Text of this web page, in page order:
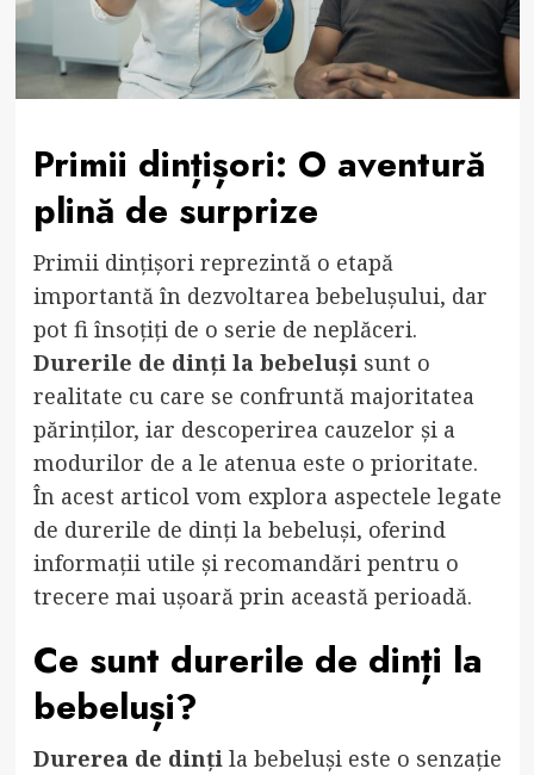
Primii dințișori: O aventură
plină de surprize
Primii dințișori reprezintă o etapă
importantă în dezvoltarea bebelușului, dar
pot fi însoțiți de o serie de neplăceri.
Durerile de dinți la bebelușisunt o
realitate cu care se confruntă majoritatea
părinților, iar descoperirea cauzelor și a
modurilor de a le atenua este o prioritate.
În acest articol vom explora aspectele legate
de durerile de dinți la bebeluși, oferind
informații utile și recomandări pentru o
trecere mai ușoară prin această perioadă.
Ce sunt durerile de dinți la
bebeluși?
Durerea de dințila bebeluși este o senzație